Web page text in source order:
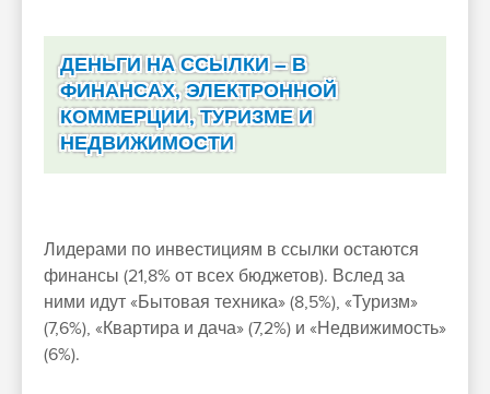
ДЕНЬГИ НА ССЫЛКИ – В
ФИНАНСАХ, ЭЛЕКТРОННОЙ
КОММЕРЦИИ, ТУРИЗМЕ И
НЕДВИЖИМОСТИ
Лидерами по инвестициям в ссылки остаются
финансы (21,8% от всех бюджетов). Вслед за
ними идут «Бытовая техника» (8,5%), «Туризм»
(7,6%), «Квартира и дача» (7,2%) и «Недвижимость»
(6%).